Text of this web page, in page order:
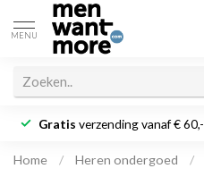
MENU
Gratis verzending vanaf € 60,-
Home / Heren ondergoed /